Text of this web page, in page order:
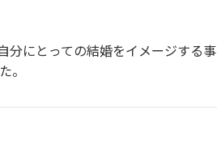
分にとっての結婚をイメージする事
。